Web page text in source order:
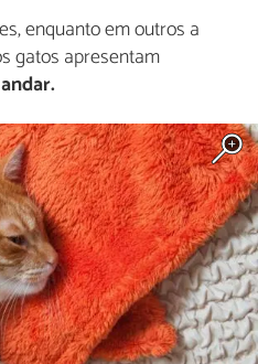
enquanto em outros a
gatos apresentam